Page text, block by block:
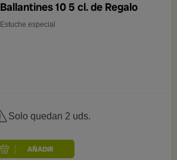
Ballantines 10 5 cl. de Regalo
Estuche especial
Solo quedan 2 uds.